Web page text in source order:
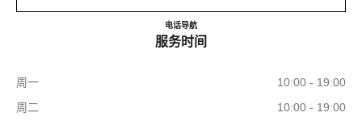
电话223161150
导航CHANEL WATCHES & FINE
服务时间
周一
10:00 - 19:00
周二
10:00 - 19:00